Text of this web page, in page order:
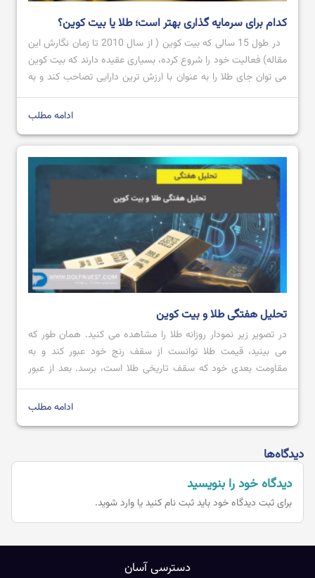
کدام برای سرمایه گذاری بهتر است؛ طلا یا بیت کوین؟
در طول 15 سالی که بیت کوین ( از سال 2010 تا زمان نگارش این
مقاله) فعالیت خود را شروع کرده، بسیاری عقیده دارند که بیت کوین
می توان جای طلا را به عنوان با ارزش ترین دارایی تصاحب کند و به
عنوان طلای دیجیتال شناخته شود؛ اما تاکنون که چنین اتفاقی
ادامه مطلب
تحلیل هفتگی طلا و بیت کوین
در تصویر زیر نمودار روزانه طلا را مشاهده می کنید. همان طور که
می بینید، قیمت طلا توانست از سقف رنج خود عبور کند و به
مقاومت بعدی خود که سقف تاریخی طلا است، برسد. بعد از عبور
قیمت از محدوده مقاومتی 2728.80 تا 2711.57 با کندل صعودی
ادامه مطلب
دیدگاه‌ها
دیدگاه خود را بنویسید
برای ثبت دیدگاه خود بایدثبت نام کنید یا وارد شوید.
دسترسی آسان